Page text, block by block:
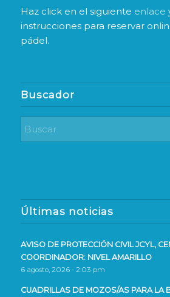
Haz click en el siguiente enlace
instrucciones para reservar
pádel.
Buscador
Últimas noticias
AVISO DE PROTECCIÓN CIVIL JCYL,
COORDINADOR: NIVEL AMARILLO
6 agosto, 2026 - 2:03 pm
CUADRILLAS DE MOZOS/AS PARA LA